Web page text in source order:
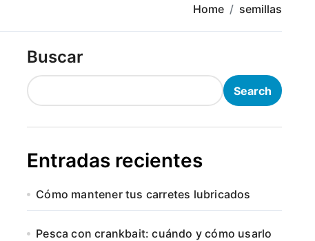
Home semillas
Buscar
Search
Entradas recientes
Cómo mantener tus carretes lubricados
Pesca con crankbait: cuándo y cómo usarlo